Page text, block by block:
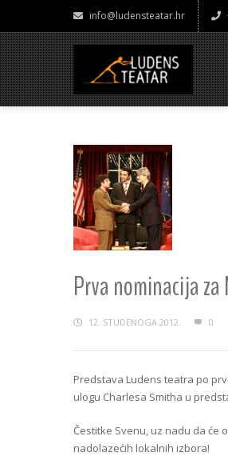
info@ludensteatar.hr
Prva nominacija
12. STUDENOGA 2012. 0
Predstava Ludens teatra po
ulogu Charlesa Smitha u
Čestitke Svenu, uz nadu da će
nadolazećih lokalnih izbora!